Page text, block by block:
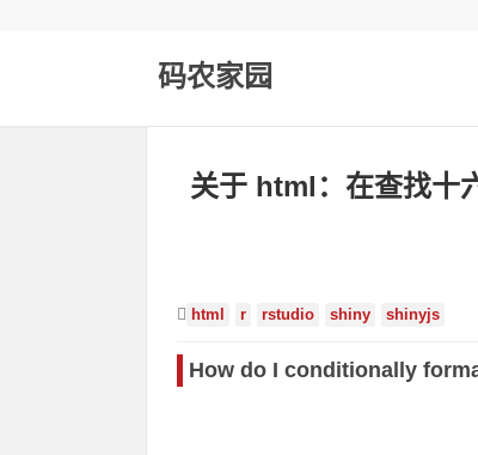
码农家园
关于 html：在查找十
html r rstudio shiny shinyjs
How do I conditionally